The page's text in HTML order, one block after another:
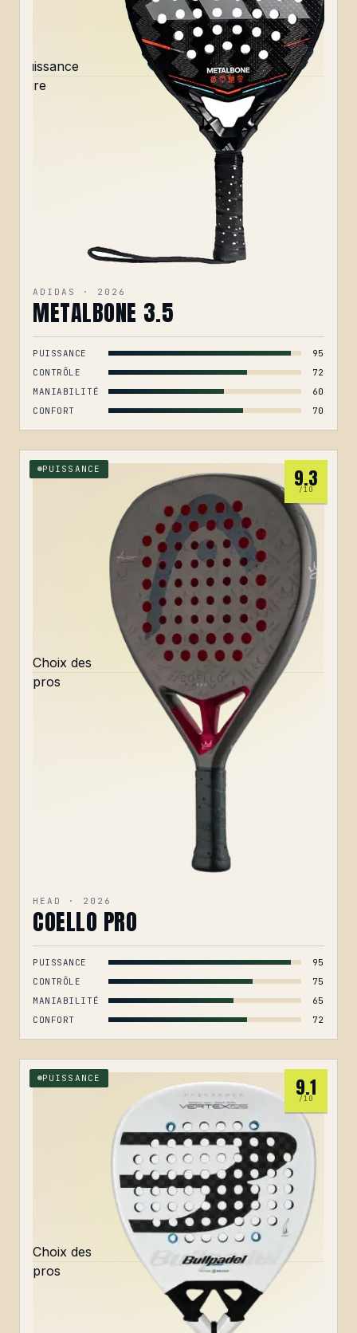
Puissance
pure
ADIDAS · 2026
METALBONE 3.5
PUISSANCE
95
CONTRÔLE
72
MANIABILITÉ
60
CONFORT
70
Choix des
pros
PUISSANCE 9.3
/10
HEAD · 2026
COELLO PRO
PUISSANCE
95
CONTRÔLE
75
MANIABILITÉ
65
CONFORT
72
Choix des
pros
PUISSANCE 9.1
/10